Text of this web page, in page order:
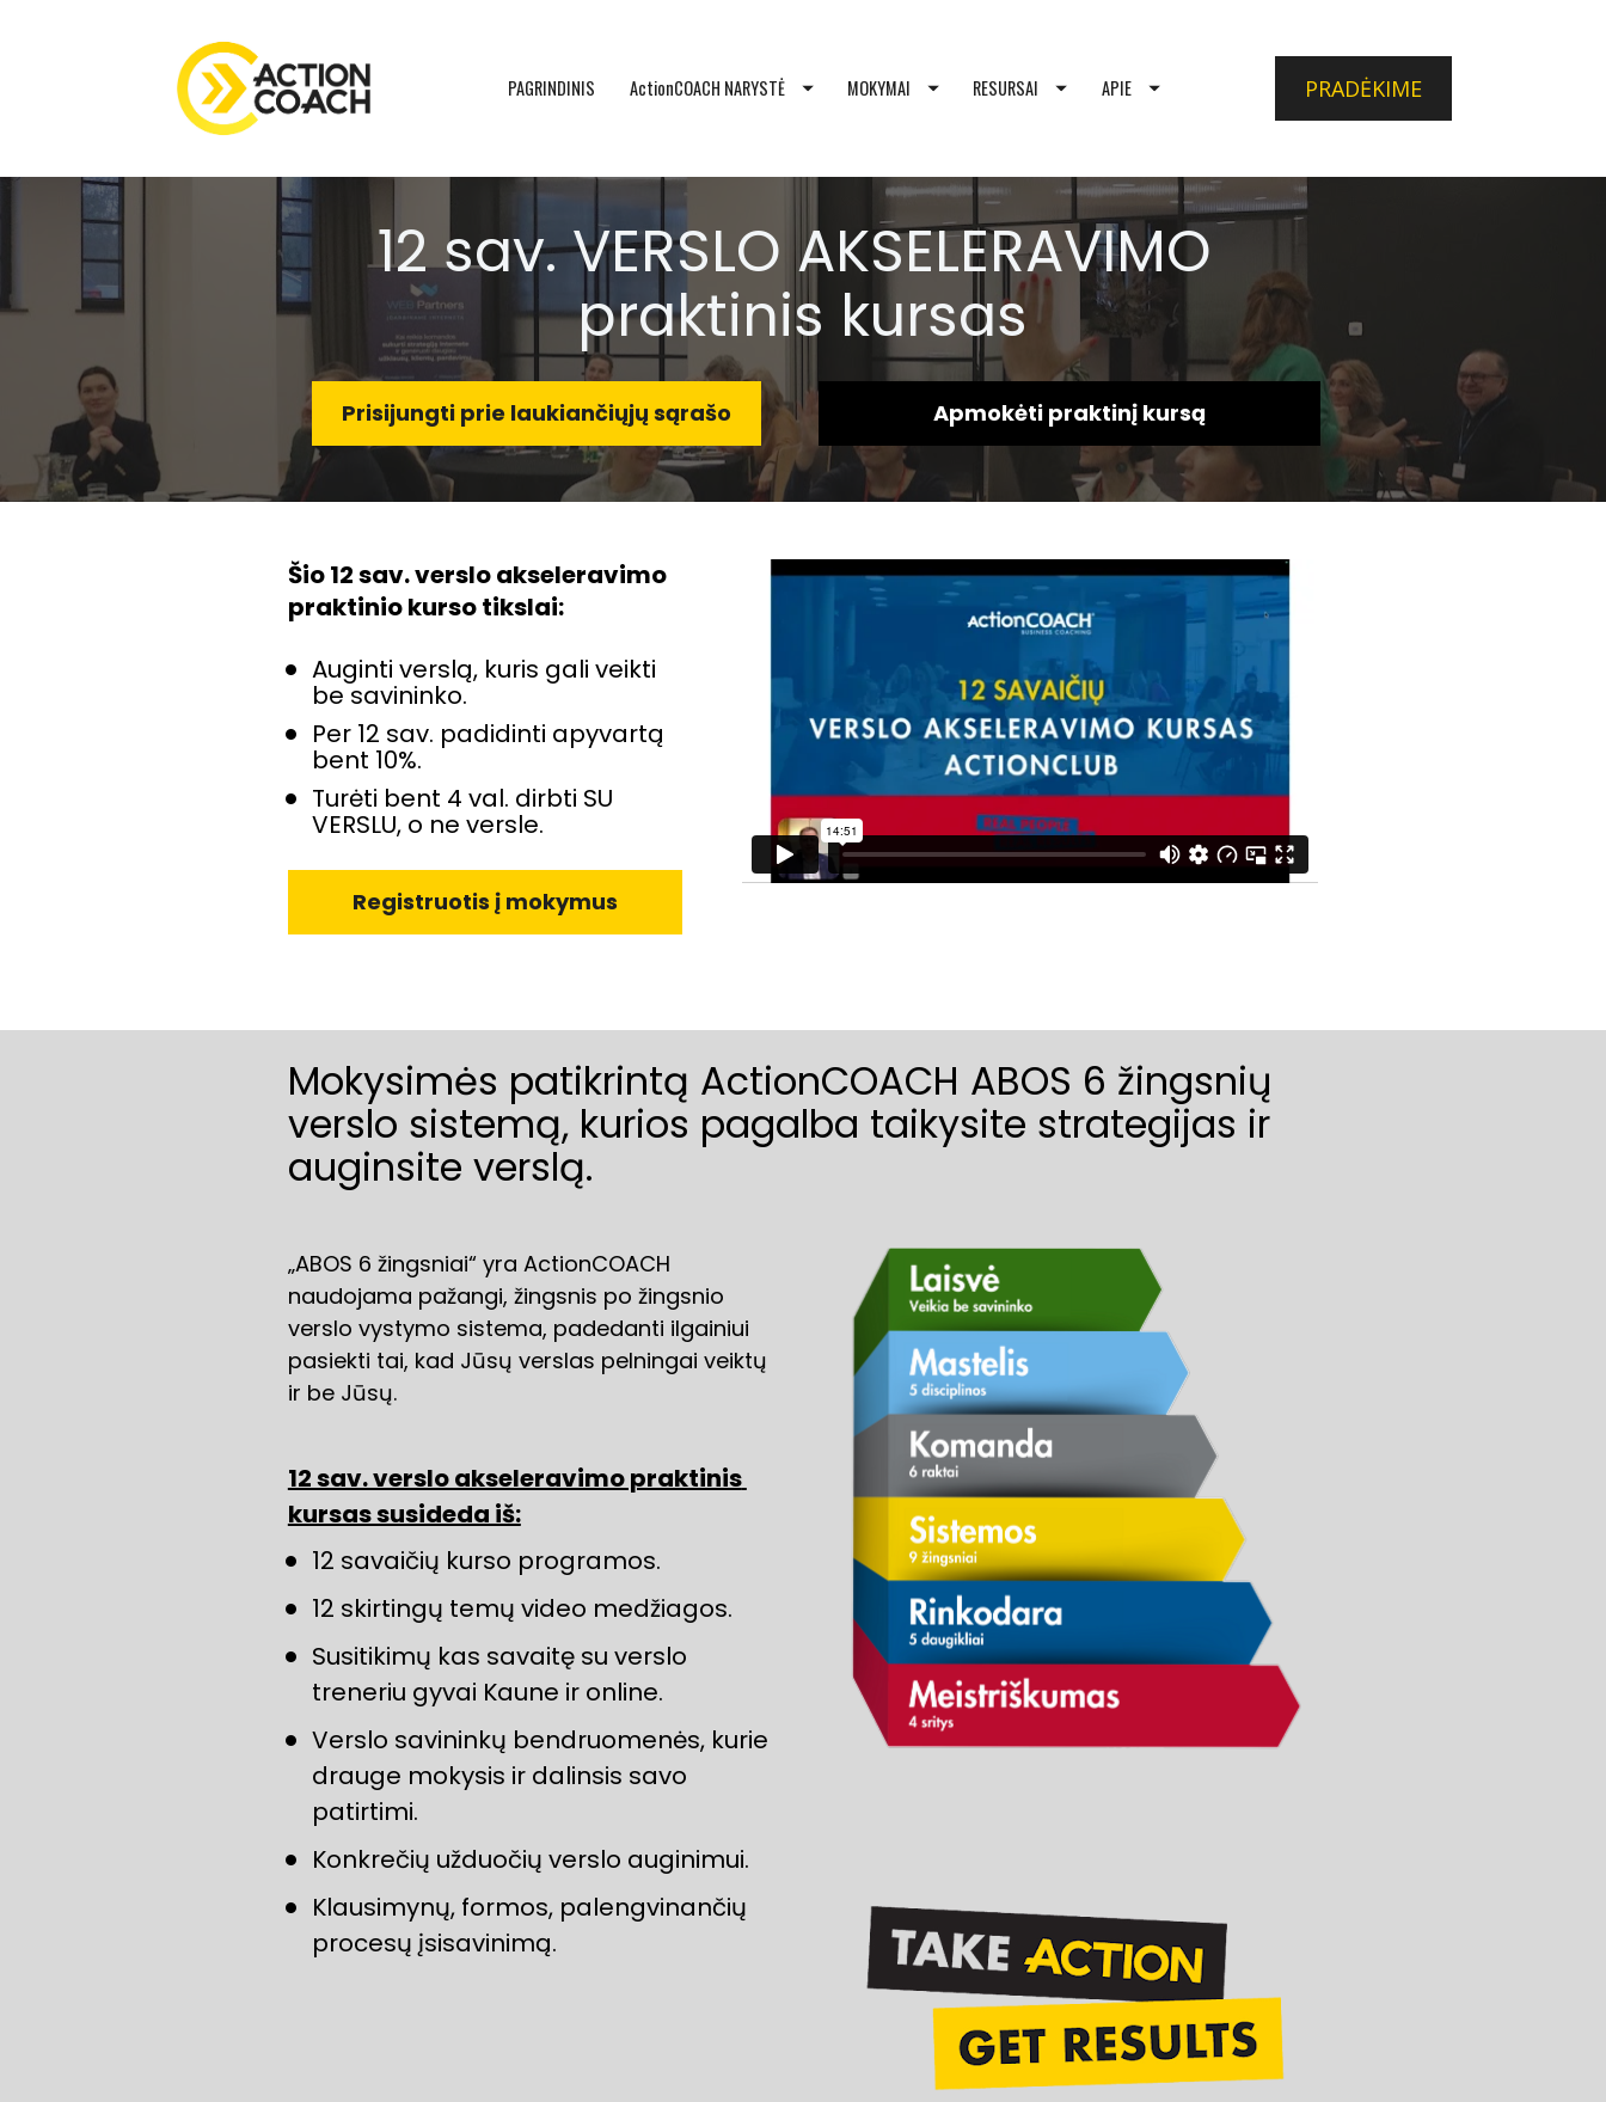
PAGRINDINIS ActionCOACH NARYSTĖ MOKYMAI RESURSAI APIE PRADĖKIME
12 sav. VERSLO AKSELERAVIMO
praktinis kursas
Prisijungti prie laukiančiųjų sąrašo Apmokėti praktinį kursą
Šio 12 sav. verslo akseleravimo
praktinio kurso tikslai:
Auginti verslą, kuris gali veikti
be savininko.
Per 12 sav. padidinti apyvartą
bent 10%.
Turėti bent 4 val. dirbti SU
VERSLU, o ne versle.
Registruotis į mokymus
Mokysimės patikrintą ActionCOACH ABOS 6 žingsnių
verslo sistemą, kurios pagalba taikysite strategijas ir
auginsite verslą.
„ABOS 6 žingsniai“ yra ActionCOACH
naudojama pažangi, žingsnis po žingsnio
verslo vystymo sistema, padedanti ilgainiui
pasiekti tai, kad Jūsų verslas pelningai veiktų
ir be Jūsų.
12 sav. verslo akseleravimo praktinis
kursas susideda iš:
12 savaičių kurso programos.
12 skirtingų temų video medžiagos.
Susitikimų kas savaitę su verslo
treneriu gyvai Kaune ir online.
Verslo savininkų bendruomenės, kurie
drauge mokysis ir dalinsis savo
patirtimi.
Konkrečių užduočių verslo auginimui.
Klausimynų, formos, palengvinančių
procesų įsisavinimą.